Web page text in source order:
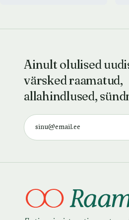
Ainult olulised
värsked raamatud,
allahindlused,